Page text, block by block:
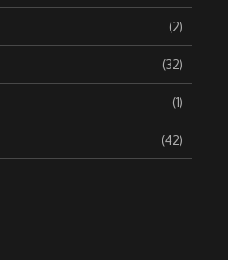
(2)
(32)
(1)
(42)